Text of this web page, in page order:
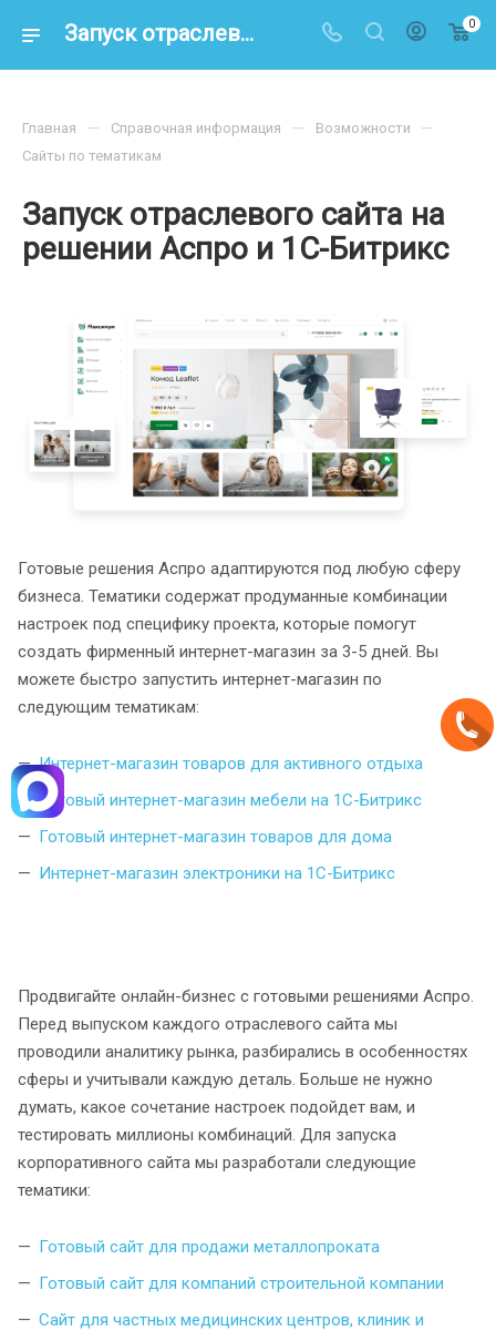
Запуск отраслевого сайта на решении Аспро и 1С-Битрикс 0
Запуск отраслевого сайта на
решении Аспро и 1С-Битрикс
Главная — Справочная информация — Возможности —
Сайты по тематикам
Готовые решения Аспро адаптируются под любую сферу
бизнеса. Тематики содержат продуманные комбинации
настроек под специфику проекта, которые помогут
создать фирменный интернет-магазин за 3-5 дней. Вы
можете быстро запустить интернет-магазин по
следующим тематикам:
Интернет-магазин товаров для активного отдыха
Готовый интернет-магазин мебели на 1С-Битрикс
Готовый интернет-магазин товаров для дома
Интернет-магазин электроники на 1С-Битрикс
Продвигайте онлайн-бизнес с готовыми решениями Аспро.
Перед выпуском каждого отраслевого сайта мы
проводили аналитику рынка, разбирались в особенностях
сферы и учитывали каждую деталь. Больше не нужно
думать, какое сочетание настроек подойдет вам, и
тестировать миллионы комбинаций. Для запуска
корпоративного сайта мы разработали следующие
тематики:
Готовый сайт для продажи металлопроката
Готовый сайт для компаний строительной компании
Сайт для частных медицинских центров, клиник и